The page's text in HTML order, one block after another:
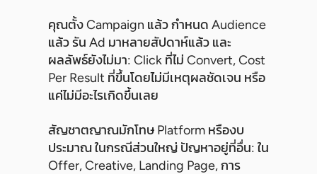
คุณตั้ง Campaign แล้ว กำหนด Audience
แล้ว รัน Ad มาหลายสัปดาห์แล้ว และ
ผลลัพธ์ยังไม่มา: Click ที่ไม่ Convert, Cost
Per Result ที่ขึ้นโดยไม่มีเหตุผลชัดเจน หรือ
แค่ไม่มีอะไรเกิดขึ้นเลย
สัญชาตญาณมักโทษ Platform หรืองบ
ประมาณ ในกรณีส่วนใหญ่ ปัญหาอยู่ที่อื่น: ใน
Offer, Creative, Landing Page, การ